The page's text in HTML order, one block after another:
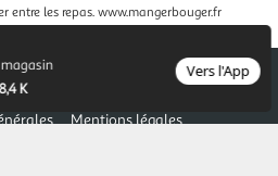
K
Vers l'App
entre les repas. www.mangerbouger.fr
Mentions légales